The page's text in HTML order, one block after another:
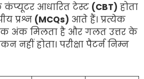
कंप्यूटर आधारित टेस्ट (CBT) होता
प्रश्न (MCQs) आते हैं। प्रत्येक
अंक मिलता है और गलत उत्तर के
नहीं होता। परीक्षा पैटर्न निम्न